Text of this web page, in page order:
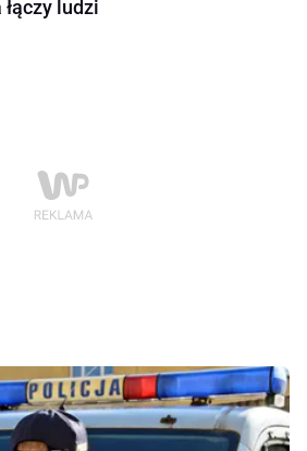
ludzi